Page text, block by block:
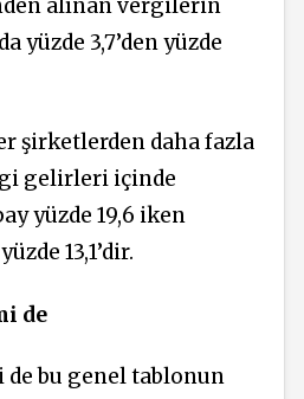
alınan vergilerin
yüzde 3,7’den yüzde
şirketlerden daha fazla
gelirleri içinde
yüzde 19,6 iken
13,1’dir.
de
bu genel tablonun